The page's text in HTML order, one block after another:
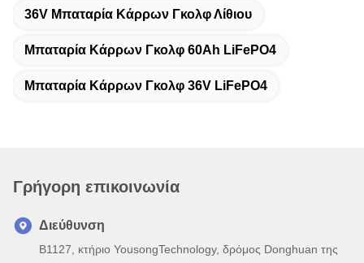
36V Μπαταρία Κάρρων Γκολφ Λίθιου
Μπαταρία Κάρρων Γκολφ 60Ah LiFePO4
Μπαταρία Κάρρων Γκολφ 36V LiFePO4
Γρήγορη επικοινωνία
Διεύθυνση
B1127, κτήριο YousongTechnology, δρόμος Donghuan της